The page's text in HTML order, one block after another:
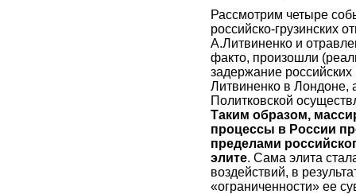
Рассмотрим четыре
российско-грузинских
А.Литвиненко и
факто, произошли
задержание
Литвиненко в Лондоне,
Политковской
Таким образом,
процессы в России
пределами
элите. Сама элита
воздействий, в
«ограниченности» ее